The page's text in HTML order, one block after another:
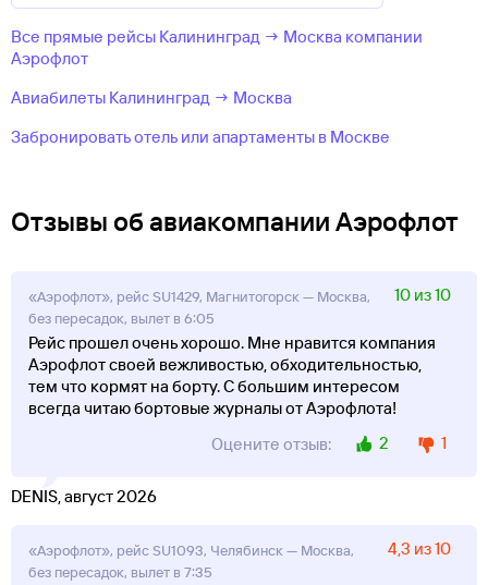
Все прямые рейсы Калининград → Москва компании
Аэрофлот
Авиабилеты Калининград → Москва
Забронировать отель или апартаменты в Москве
Отзывы об авиакомпании Аэрофлот
«Аэрофлот», рейс SU1429, Магнитогорск — Москва,
без пересадок, вылет в 6:05
10 из 10
Рейс прошел очень хорошо. Мне нравится компания
Аэрофлот своей вежливостью, обходительностью,
тем что кормят на борту. С большим интересом
всегда читаю бортовые журналы от Аэрофлота!
Оцените отзыв:
2 1
DENIS, август 2026
«Аэрофлот», рейс SU1093, Челябинск — Москва,
без пересадок, вылет в 7:35
4,3 из 10